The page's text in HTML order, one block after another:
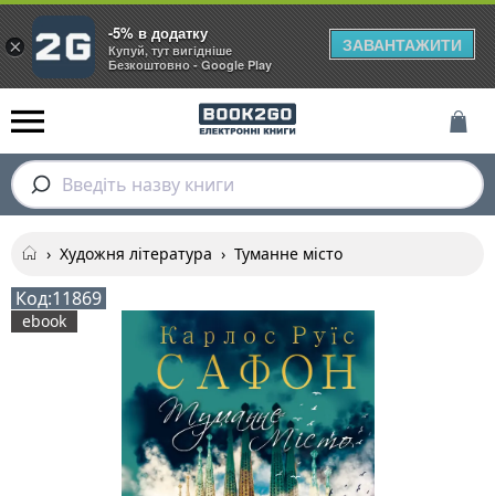
Введіть назву книги
› Художня література › Туманне місто
Код:11869
ebook
×
-5% в додатку
Купуй, тут вигідніше
Безкоштовно - Google Play
ЗАВАНТАЖИТИ